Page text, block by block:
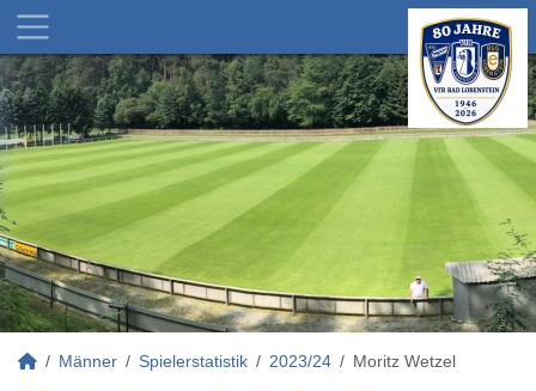
Männer Spielerstatistik 2023/24 Moritz Wetzel